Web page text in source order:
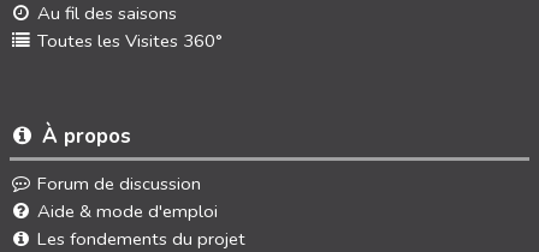
Au fil des saisons
Toutes les Visites 360°
À propos
Forum de discussion
Aide & mode d'emploi
Les fondements du projet